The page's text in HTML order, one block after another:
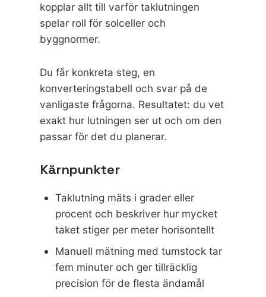
kopplar allt till varför taklutningen
spelar roll för solceller och
byggnormer.
Du får konkreta steg, en
konverteringstabell och svar på de
vanligaste frågorna. Resultatet: du vet
exakt hur lutningen ser ut och om den
passar för det du planerar.
Kärnpunkter
Taklutning mäts i grader eller
procent och beskriver hur mycket
taket stiger per meter horisontellt
Manuell mätning med tumstock tar
fem minuter och ger tillräcklig
precision för de flesta ändamål